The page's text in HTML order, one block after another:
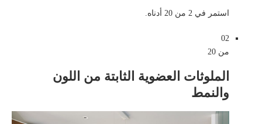
استمر في 2 من 20 أدناه.
02
من 20
الملوثات العضوية الثابتة من اللون
والنمط